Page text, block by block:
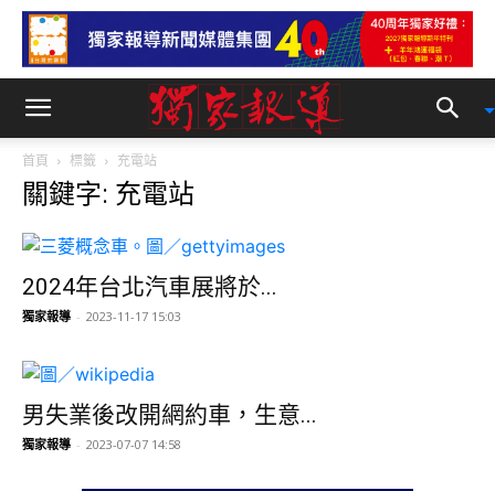
首頁 標籤 充電站
關鍵字: 充電站
2024年台北汽車展將於...
獨家報導 - 2023-11-17 15:03
男失業後改開網約車，生意...
獨家報導 - 2023-07-07 14:58